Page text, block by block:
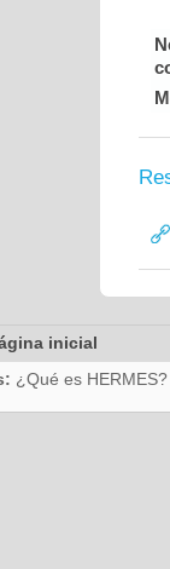
inicial
¿Qué es HERMES?